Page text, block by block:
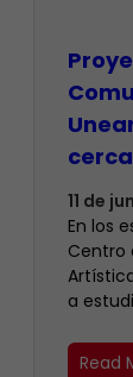
11 de
En los
Centro
a
Read